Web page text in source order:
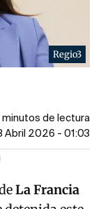
Regio3
minutos de lectura
Abril 2026 - 01:03
La Francia